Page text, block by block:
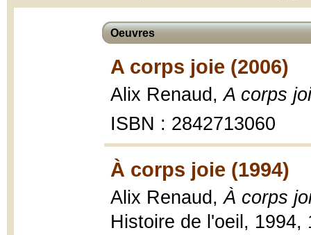
Oeuvres
A corps joie (2006)
Alix Renaud,A corps
ISBN : 2842713060
À corps joie (1994)
Alix Renaud,À corps
Histoire de l'oeil, 1994,